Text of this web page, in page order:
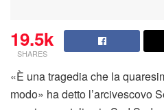
19.5k
SHARES
«È una tragedia che la
modo» ha detto l’arcivescovo